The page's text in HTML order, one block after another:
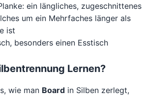
ein längliches, zugeschnittenes
um ein Mehrfaches länger als
ist
besonders einen Esstisch
Lernen?
wie man Board in Silben zerlegt,